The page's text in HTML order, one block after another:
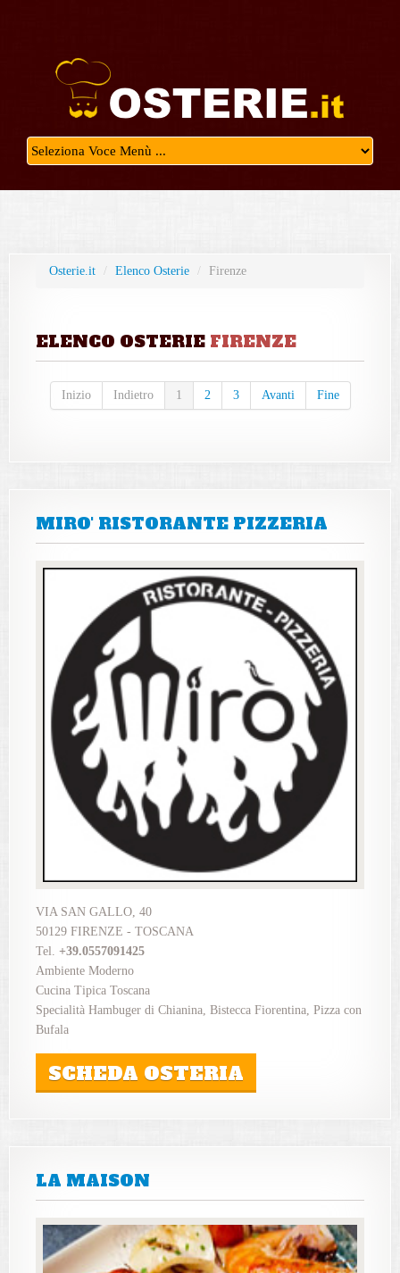
Osterie.it / Elenco Osterie / Firenze
ELENCO OSTERIE FIRENZE
Inizio Indietro 1 2 3 Avanti Fine
MIRO' RISTORANTE PIZZERIA
VIA SAN GALLO, 40
50129 FIRENZE - TOSCANA
Tel. +39.0557091425
Ambiente Moderno
Cucina Tipica Toscana
Specialità Hambuger di Chianina, Bistecca Fiorentina, Pizza con
Bufala
SCHEDA OSTERIA
LA MAISON